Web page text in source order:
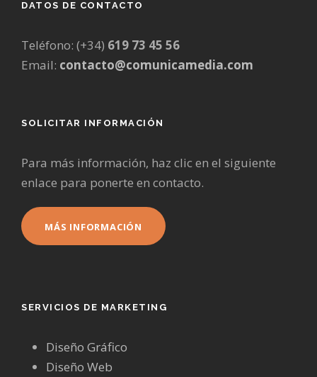
DATOS DE CONTACTO
Teléfono: (+34) 619 73 45 56
Email: contacto@comunicamedia.com
SOLICITAR INFORMACIÓN
Para más información, haz clic en el siguiente
enlace para ponerte en contacto.
MÁS INFORMACIÓN
SERVICIOS DE MARKETING
Diseño Gráfico
Diseño Web